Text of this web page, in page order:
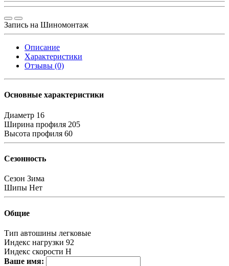
Запись на Шиномонтаж
Описание
Характеристики
Отзывы (0)
Основные характеристики
Диаметр 16
Ширина профиля 205
Высота профиля 60
Сезонность
Сезон Зима
Шипы Нет
Общие
Тип автошины легковые
Индекс нагрузки 92
Индекс скорости H
Ваше имя: